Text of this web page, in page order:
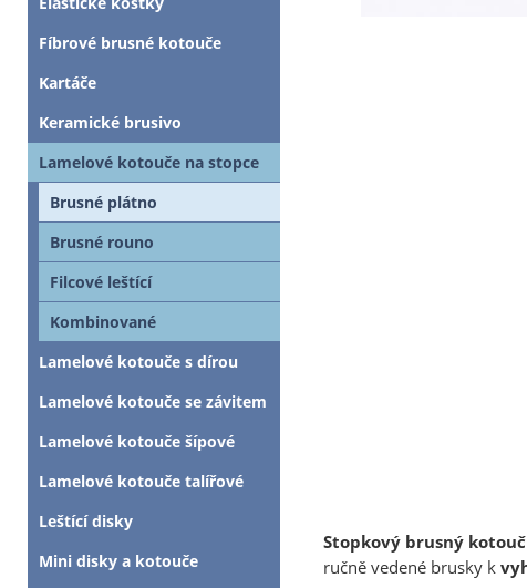
Stopkový brusný kotouč
ručně vedené brusky k
Fíbrové brusné kotouče
Kartáče
Keramické brusivo
Lamelové kotouče na stopce
Brusné plátno
Brusné rouno
Filcové leštící
Kombinované
Lamelové kotouče s dírou
Lamelové kotouče se závitem
Lamelové kotouče šípové
Lamelové kotouče talířové
Leštící disky
Mini disky a kotouče